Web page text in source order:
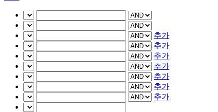
추가
추가
추가
추가
추가
추가
추가